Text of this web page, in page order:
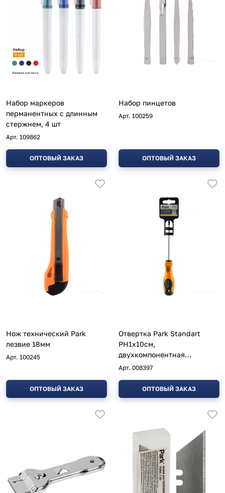
Набор маркеров
перманентных с длинным
стержнем, 4 шт
Арт. 109862
ОПТОВЫЙ ЗАКАЗ
Набор пинцетов
Арт. 100259
ОПТОВЫЙ ЗАКАЗ
Нож технический Park
лезвие 18мм
Арт. 100245
ОПТОВЫЙ ЗАКАЗ
Отвертка Park Standart
PH1х10см,
двухкомпонентная
рукоятка, крестовая
Арт. 008397
ОПТОВЫЙ ЗАКАЗ